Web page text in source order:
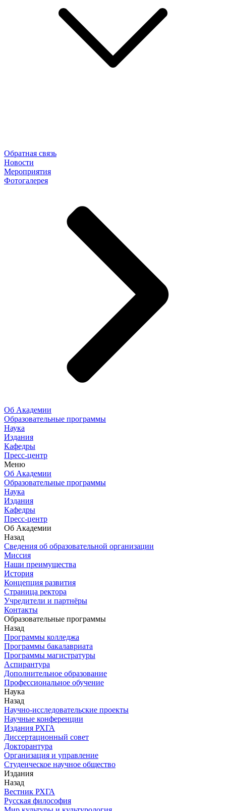
Обратная связь
Новости
Мероприятия
Фотогалерея
Об Академии
Образовательные программы
Наука
Издания
Кафедры
Пресс-центр
Меню
Об Академии
Образовательные программы
Наука
Издания
Кафедры
Пресс-центр
Об Академии
Назад
Сведения об образовательной организации
Миссия
Наши преимущества
История
Концепция развития
Страница ректора
Учредители и партнёры
Контакты
Образовательные программы
Назад
Программы колледжа
Программы бакалавриата
Программы магистратуры
Аспирантура
Дополнительное образование
Профессиональное обучение
Наука
Назад
Научно-исследовательские проекты
Научные конференции
Издания РХГА
Диссертационный совет
Докторантура
Организация и управление
Студенческое научное общество
Издания
Назад
Вестник РХГА
Русская философия